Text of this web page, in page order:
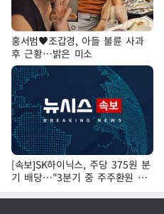
홍서범♥조갑경, 아들 불륜 사과
후 근황…밝은 미소
[속보]SK하이닉스, 주당 375원 분
기 배당…"3분기 중 주주환원 방
안 확정"